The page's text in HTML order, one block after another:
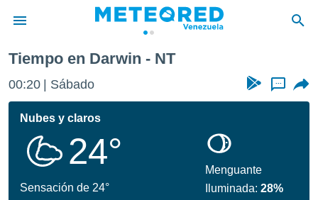
de
ha
calidad.
a este
Tiempo en Darwin - NT
00:20 Sábado ...
Nubes y claros
24°
Sensación de 24°
Menguante
Iluminada:28%